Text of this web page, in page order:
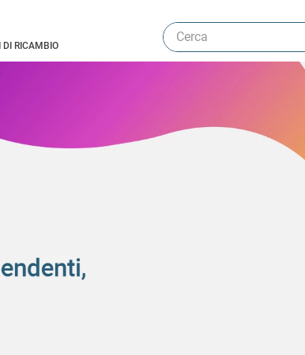
DI RICAMBIO
Cerca